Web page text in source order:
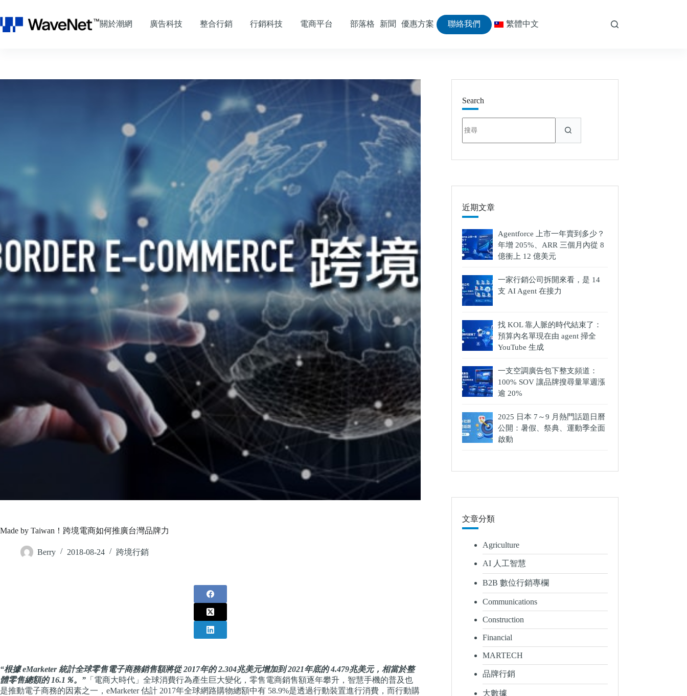
至
主
關於潮網 廣告科技 整合行銷 行銷科技 電商平台 部落格 新聞 優惠方案 聯絡我們 繁體中文
Made by Taiwan！跨境電商如何推廣台灣品牌力
Berry 2018-08-24 跨境行銷
“根據 eMarketer 統計全球零售電子商務銷售額將從 2017年的 2.304兆美元增加到 2021年底的 4.479兆美元，相當於整
體零售總額的 16.1％。” 「電商大時代」全球消費行為產生巨大變化，零售電商銷售額逐年攀升，智慧手機的普及也
是推動電子商務的因素之一，eMarketer 估計 2017年全球網路購物總額中有 58.9%是透過行動裝置進行消費，而行動購
Search
不
到
件
結
果
近期文章
Agentforce 上市一年賣到多少？
年增 205%、ARR 三個月內從 8
億衝上 12 億美元
一家行銷公司拆開來看，是 14
支 AI Agent 在接力
找 KOL 靠人脈的時代結束了：
預算內名單現在由 agent 掃全
YouTube 生成
一支空調廣告包下整支頻道：
100% SOV 讓品牌搜尋量單週漲
逾 20%
2025 日本 7～9 月熱門話題日曆
公開：暑假、祭典、運動季全面
啟動
文章分類
Agriculture
AI 人工智慧
B2B 數位行銷專欄
Communications
Construction
Financial
MARTECH
品牌行銷
大數據